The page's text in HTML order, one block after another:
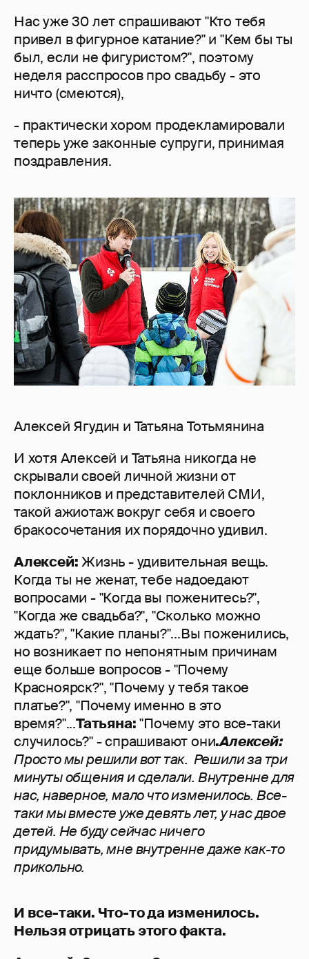
Нас уже 30 лет спрашивают "Кто тебя
привел в фигурное катание?" и "Кем бы ты
был, если не фигуристом?", поэтому
неделя расспросов про свадьбу - это
ничто (смеются),
- практически хором продекламировали
теперь уже законные супруги, принимая
поздравления.
Алексей Ягудин и Татьяна Тотьмянина
И хотя Алексей и Татьяна никогда не
скрывали своей личной жизни от
поклонников и представителей СМИ,
такой ажиотаж вокруг себя и своего
бракосочетания их порядочно удивил.
Алексей:Жизнь - удивительная вещь.
Когда ты не женат, тебе надоедают
вопросами - "Когда вы поженитесь?",
"Когда же свадьба?", "Сколько можно
ждать?", "Какие планы?"...Вы поженились,
но возникает по непонятным причинам
еще больше вопросов - "Почему
Красноярск?", "Почему у тебя такое
платье?", "Почему именно в это
время?"...Татьяна:"Почему это все-таки
случилось?" - спрашивают они.Алексей:
Просто мы решили вот так. Решили за три
минуты общения и сделали. Внутренне для
нас, наверное, мало что изменилось. Все-
таки мы вместе уже девять лет, у нас двое
детей. Не буду сейчас ничего
придумывать, мне внутренне даже как-то
прикольно.
И все-таки. Что-то да изменилось.
Нельзя отрицать этого факта.